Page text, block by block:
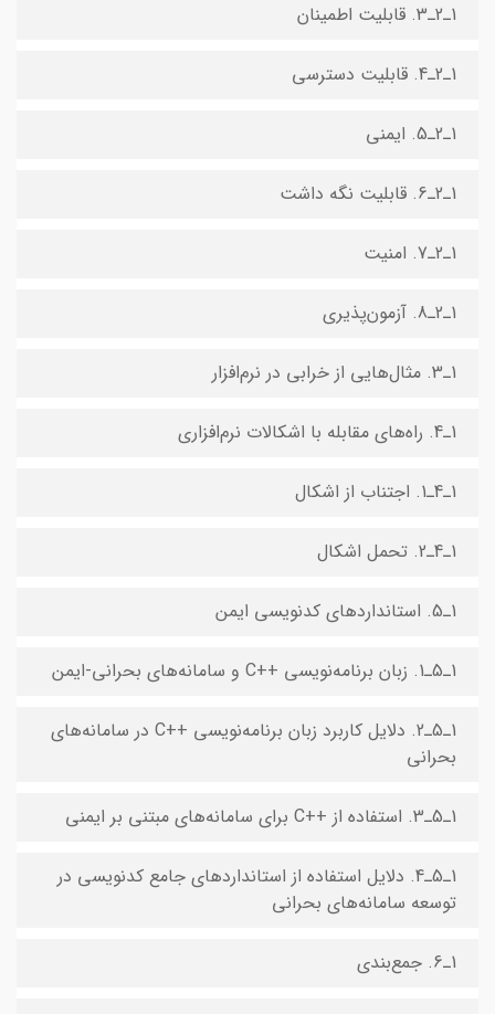
1ـ2ـ3. قابلیت اطمینان
1ـ2ـ4. قابلیت دسترسی
1ـ2ـ5. ایمنی
1ـ2ـ6. قابلیت نگه داشت
1ـ2ـ7. امنیت
1ـ2ـ8. آزمون‌پذیری
1ـ3. مثال‌هایی از خرابی در نرم‌افزار
1ـ4. راه‌های مقابله با اشکالات نرم‌افزاری
1ـ4ـ1. اجتناب از اشکال
1ـ4ـ2. تحمل اشکال
1ـ5. استانداردهای کدنویسی ایمن
1ـ5ـ1. زبان برنامه‌نویسی ++C و سامانه‌های بحرانی-ایمن
1ـ5ـ2. دلایل کاربرد زبان برنامه‌نویسی ++C در سامانه‌های
بحرانی
1ـ5ـ3. استفاده از ++C برای سامانه‌های مبتنی بر ایمنی
1ـ5ـ4. دلایل استفاده از استانداردهای جامع کدنویسی در
توسعه سامانه‌های بحرانی
1ـ6. جمع‌بندی